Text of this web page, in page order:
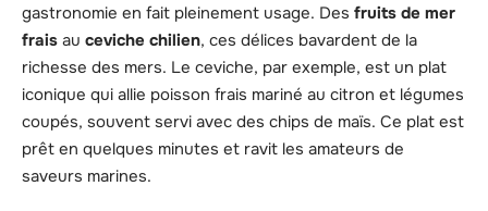
gastronomie en fait pleinement usage. Des fruits de mer
frais au ceviche chilien, ces délices bavardent de la
richesse des mers. Le ceviche, par exemple, est un plat
iconique qui allie poisson frais mariné au citron et légumes
coupés, souvent servi avec des chips de maïs. Ce plat est
prêt en quelques minutes et ravit les amateurs de
saveurs marines.